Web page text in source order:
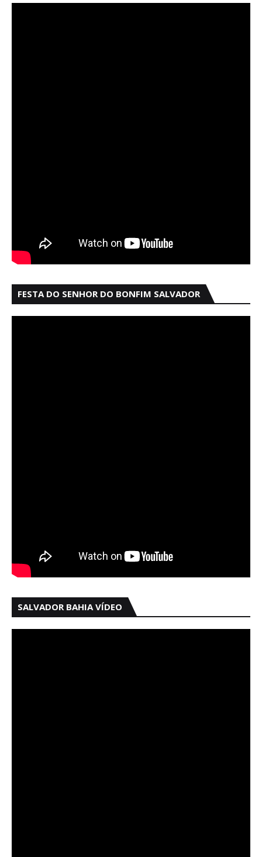
FESTA DO SENHOR DO BONFIM SALVADOR
SALVADOR BAHIA VÍDEO